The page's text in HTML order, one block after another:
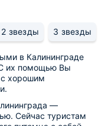
2 звезды 3 звезды
в Калининграде
С их помощью Вы
с хорошим
—
Сейчас туристам